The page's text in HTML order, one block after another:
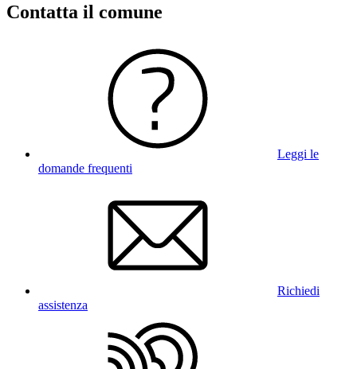
Contatta il comune
Leggi le
domande frequenti
Richiedi
assistenza